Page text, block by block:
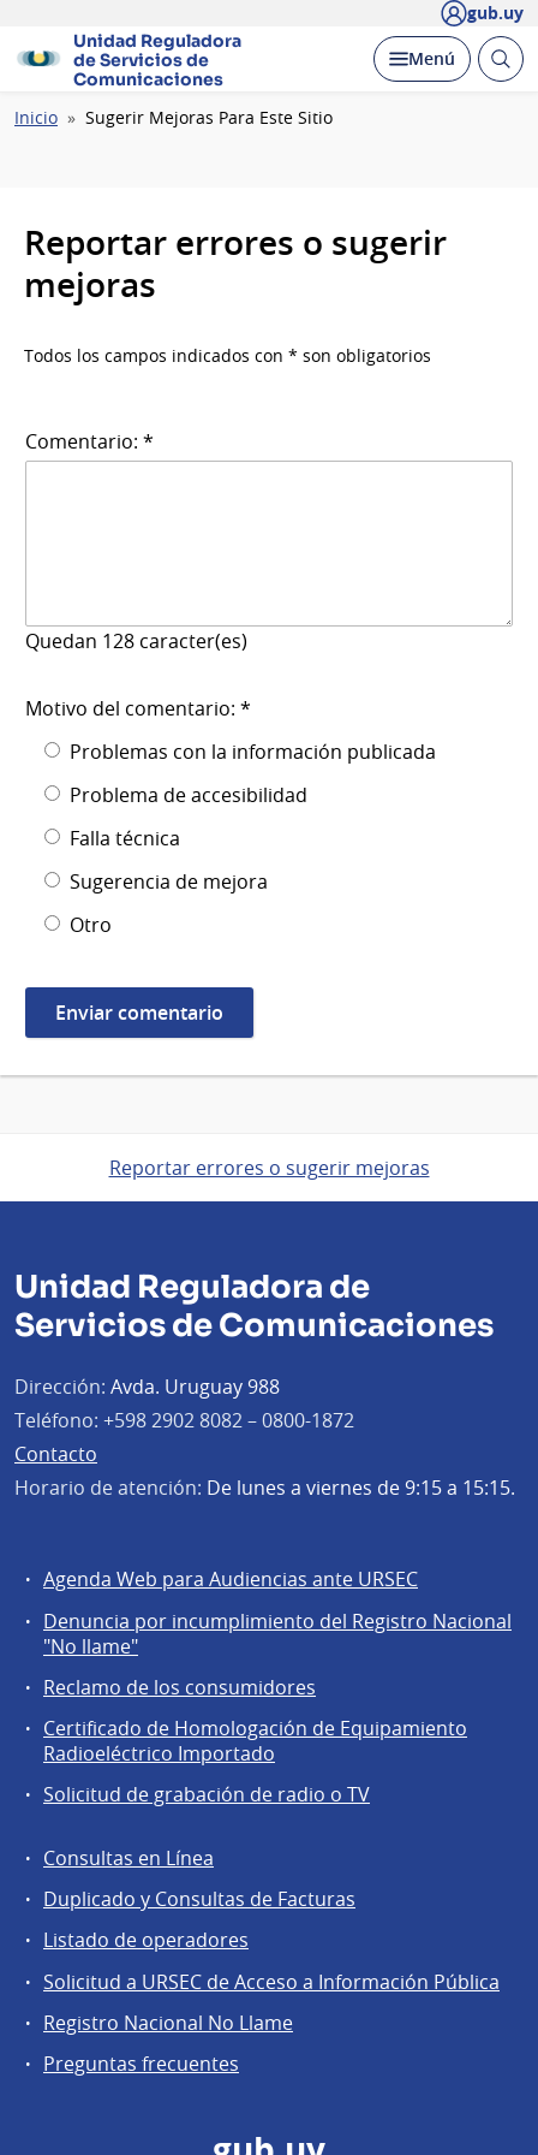
gub.uy
Unidad Reguladora
de Servicios de
Comunicaciones
Desplegar
Menú Abrir
Ruta
Inicio Sugerir Mejoras Para Este Sitio
Reportar errores o sugerir
mejoras
Todos los campos indicados con * son obligatorios
Comentario: *
Quedan 128 caracter(es)
Motivo del comentario: *
Problemas con la información publicada
Problema de accesibilidad
Falla técnica
Sugerencia de mejora
Otro
Reportar errores o sugerir mejoras
Unidad Reguladora de
Servicios de Comunicaciones
Dirección: Avda. Uruguay 988
Teléfono: +598 2902 8082 – 0800-1872
Contacto
Horario de atención: De lunes a viernes de 9:15 a 15:15.
Servicios
comunidad
Agenda Web para Audiencias ante URSEC
Denuncia por incumplimiento del Registro Nacional
"No llame"
Reclamo de los consumidores
Certificado de Homologación de Equipamiento
Radioeléctrico Importado
Solicitud de grabación de radio o TV
Agentes
regulados
Consultas en Línea
Duplicado y Consultas de Facturas
Listado de operadores
Solicitud a URSEC de Acceso a Información Pública
Registro Nacional No Llame
Preguntas frecuentes